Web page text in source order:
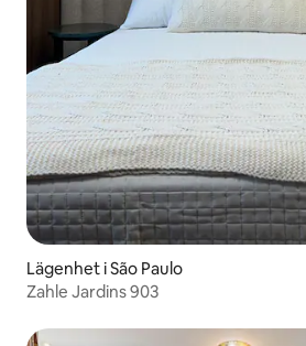
Lägenhet i São Paulo
Zahle Jardins 903